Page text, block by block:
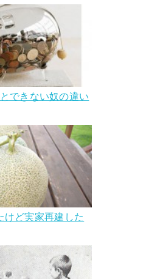
できない奴の違い
けど実家再建した